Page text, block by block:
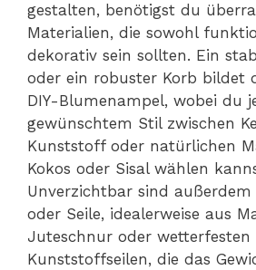
gestalten, benötigst du
Materialien, die sowohl
dekorativ sein sollten. Ein
oder ein robuster Korb bildet
DIY-Blumenampel, wobei du
gewünschtem Stil zwischen
Kunststoff oder natürlichen
Kokos oder Sisal wählen
Unverzichtbar sind
oder Seile, idealerweise aus
Juteschnur oder wetterfesten
Kunststoffseilen, die das